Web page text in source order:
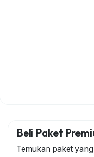
Beli Paket
Temukan paket